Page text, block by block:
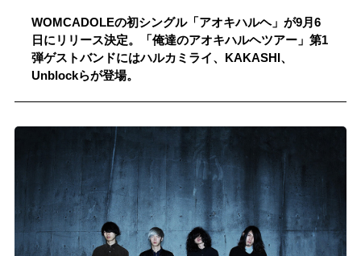
#HR/HM #女性シンガー
#ヒップホップ #男性シンガーグループ #R&B/ソウル
プレスリリース一覧
会社概要
記事リクエスト
LINK
muevoクラウドファンディング
WOMCADOLEの初シングル「アオキハルヘ」が9月6
日にリリース決定。「俺達のアオキハルヘツアー」第1
弾ゲストバンドにはハルカミライ、KAKASHI、
Unblockらが登場。